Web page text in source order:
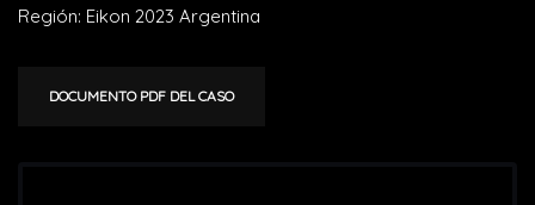
Región: Eikon 2023 Argentina
DOCUMENTO PDF DEL CASO